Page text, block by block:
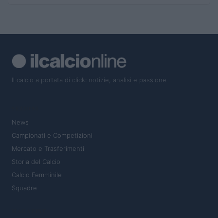
Il calcio a portata di click: notizie, analisi e passione
News
Campionati e Competizioni
Mercato e Trasferimenti
Storia del Calcio
Calcio Femminile
Squadre